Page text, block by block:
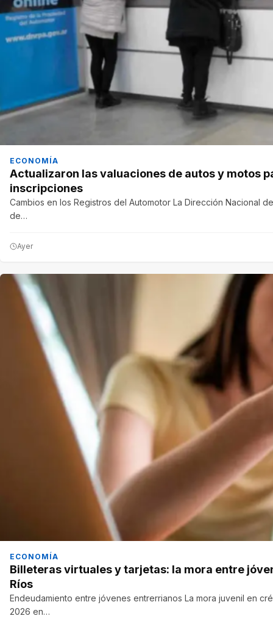
ECONOMÍA
Actualizaron las valuaciones de autos y motos
inscripciones
Cambios en los Registros del Automotor La Dirección Nacional
de…
Ayer
ECONOMÍA
Billeteras virtuales y tarjetas: la mora entre
Ríos
Endeudamiento entre jóvenes entrerrianos La mora juvenil en
2026 en…